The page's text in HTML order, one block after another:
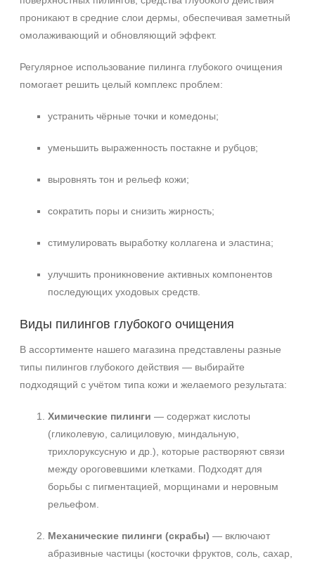
проникают в средние слои дермы, обеспечивая заметный
омолаживающий и обновляющий эффект.
Регулярное использование пилинга глубокого очищения
помогает решить целый комплекс проблем:
устранить чёрные точки и комедоны;
уменьшить выраженность постакне и рубцов;
выровнять тон и рельеф кожи;
сократить поры и снизить жирность;
стимулировать выработку коллагена и эластина;
улучшить проникновение активных компонентов
последующих уходовых средств.
Виды пилингов глубокого очищения
В ассортименте нашего магазина представлены разные
типы пилингов глубокого действия — выбирайте
подходящий с учётом типа кожи и желаемого результата:
Химические пилинги — содержат кислоты
(гликолевую, салициловую, миндальную,
трихлоруксусную и др.), которые растворяют связи
между ороговевшими клетками. Подходят для
борьбы с пигментацией, морщинами и неровным
рельефом.
Механические пилинги (скрабы) — включают
абразивные частицы (косточки фруктов, соль, сахар,